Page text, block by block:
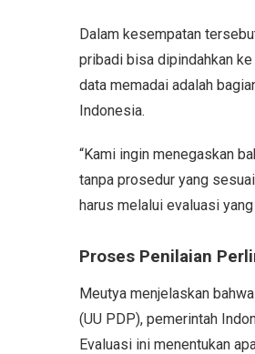
Dalam kesempatan
pribadi bisa dipindahkan
data memadai adalah
Indonesia.
“Kami ingin menegaskan
tanpa prosedur yang
harus melalui evaluasi
Proses Penilaian
Meutya menjelaskan
(UU PDP), pemerintah
Evaluasi ini menentukan